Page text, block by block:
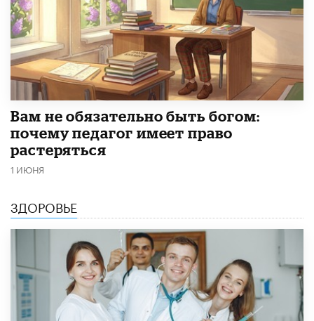
​Вам не обязательно быть богом:
почему педагог имеет право
растеряться
1 ИЮНЯ
ЗДОРОВЬЕ